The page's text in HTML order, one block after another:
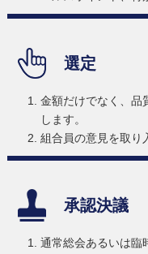
選定
金額だけでなく、品
します。
組合員の意見を取り
承認決議
通常総会あるいは臨